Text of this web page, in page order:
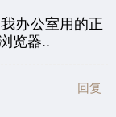
办公室用的正
览器..
回复